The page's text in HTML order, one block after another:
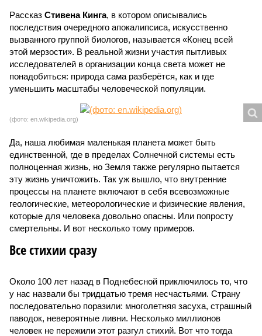
Рассказ Стивена Кинга, в котором описывались
последствия очередного апокалипсиса, искусственно
вызванного группой биологов, называется «Конец всей
этой мерзости». В реальной жизни участия пытливых
исследователей в организации конца света может не
понадобиться: природа сама разберётся, как и где
уменьшить масштабы человеческой популяции.
(фото: en.wikipedia.org)
Да, наша любимая маленькая планета может быть
единственной, где в пределах Солнечной системы есть
полноценная жизнь, но Земля также регулярно пытается
эту жизнь уничтожить. Так уж вышло, что внутренние
процессы на планете включают в себя всевозможные
геологические, метеорологические и физические явления,
которые для человека довольно опасны. Или попросту
смертельны. И вот несколько тому примеров.
Все стихии сразу
Около 100 лет назад в Поднебесной приключилось то, что
у нас назвали бы тридцатью тремя несчастьями. Страну
последовательно поразили: многолетняя засуха, страшный
паводок, невероятные ливни. Несколько миллионов
человек не пережили этот разгул стихий. Вот что тогда